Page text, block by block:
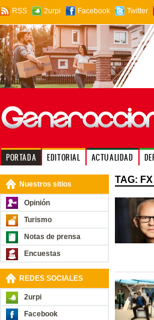
RSS 2urpi Facebook Twitter
PORTADA EDITORIAL ACTUALIDAD
Nuestros sitios
Opinión
Turismo
Notas de prensa
Encuestas
REDES SOCIALES
2urpi
Facebook
TAG: FX